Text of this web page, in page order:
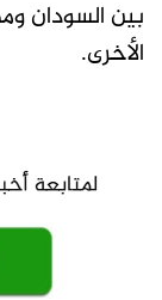
بين السودان
الأخرى.